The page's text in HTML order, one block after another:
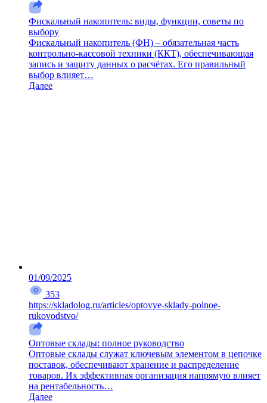
Фискальный накопитель: виды, функции, советы по
выбору
Фискальный накопитель (ФН) – обязательная часть
контрольно-кассовой техники (ККТ), обеспечивающая
запись и защиту данных о расчётах. Его правильный
выбор влияет…
Далее
01/09/2025
353
https://skladolog.ru/articles/optovye-sklady-polnoe-
rukovodstvo/
Оптовые склады: полное руководство
Оптовые склады служат ключевым элементом в цепочке
поставок, обеспечивают хранение и распределение
товаров. Их эффективная организация напрямую влияет
на рентабельность…
Далее